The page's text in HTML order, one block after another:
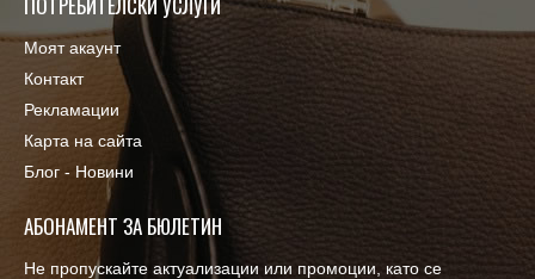
Моят акаунт
Контакт
Рекламации
Карта на сайта
Блог - Новини
АБОНАМЕНТ ЗА БЮЛЕТИН
Не пропускайте актуализации или промоции, като се